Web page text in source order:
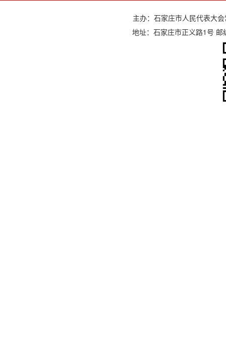
主办：石家庄市人民代表大
地址：石家庄市正义路1号